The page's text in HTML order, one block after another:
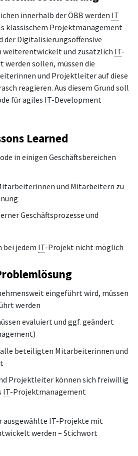
innerhalb der ÖBB werden IT
klassischem Projektmanagement
der Digitalisierungsoffensive
weiterentwickelt und zusätzlich IT-
sollen, müssen die
und Projektleiter auf diese
reagieren. Aus diesem Grund soll
für agiles IT-Development
Learned
in einigen Geschäftsbereichen
und Mitarbeitern zu
Geschäftsprozesse und
bei jedem IT-Projekt nicht möglich
eingeführt wird, müssen
werden
evaluiert und ggf. geändert
beteiligten Mitarbeiterinnen und
Projektleiter können sich freiwillig
IT-Projektmanagement
ausgewählte IT-Projekte mit
werden – Stichwort